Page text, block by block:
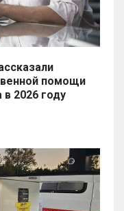
помощи
в 2026 году